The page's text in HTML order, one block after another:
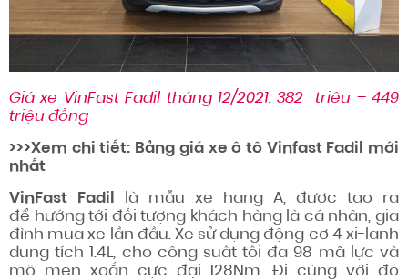
Giá xe VinFast Fadil tháng 12/2021: 382 triệu – 449
triệu đồng
>>>Xem chi tiết: Bảng giá xe ô tô Vinfast Fadil mới
nhất
VinFast Fadil
là mẫu xe hạng A, được tạo ra
để hướng tới đối tượng khách hàng là cá nhân, gia
đình mua xe lần đầu. Xe sử dụng động cơ 4 xi-lanh
dung tích 1.4L, cho công suất tối đa 98 mã lực và
mô men xoắn cực đại 128Nm. Đi cùng với đó